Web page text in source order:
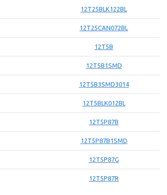
12T25BLK122BL
12T25CAN072BL
12T5B
12T5B1SMD
12T5B3SMD3014
12T5BLK012BL
12T5P87B
12T5P87B1SMD
12T5P87G
12T5P87R